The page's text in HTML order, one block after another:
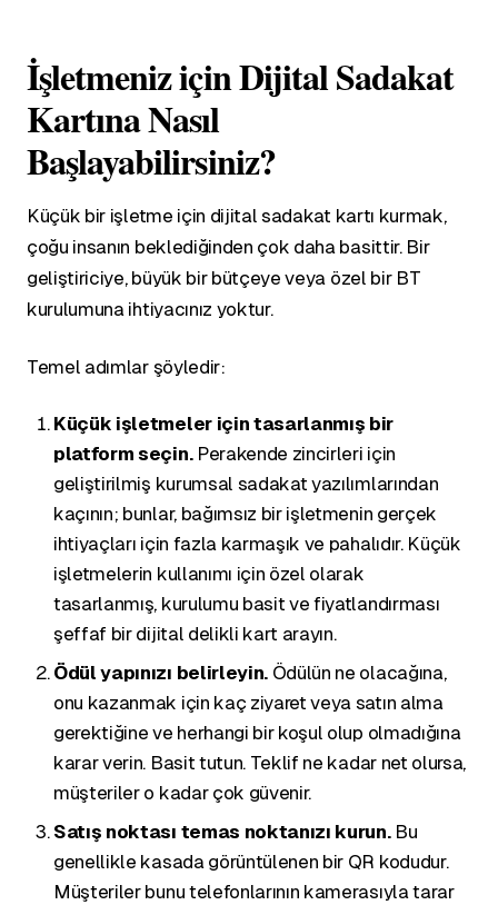
İşletmeniz için Dijital Sadakat
Kartına Nasıl
Başlayabilirsiniz?
Küçük bir işletme için dijital sadakat kartı kurmak,
çoğu insanın beklediğinden çok daha basittir. Bir
geliştiriciye, büyük bir bütçeye veya özel bir BT
kurulumuna ihtiyacınız yoktur.
Temel adımlar şöyledir:
Küçük işletmeler için tasarlanmış bir
platform seçin.Perakende zincirleri için
geliştirilmiş kurumsal sadakat yazılımlarından
kaçının; bunlar, bağımsız bir işletmenin gerçek
ihtiyaçları için fazla karmaşık ve pahalıdır. Küçük
işletmelerin kullanımı için özel olarak
tasarlanmış, kurulumu basit ve fiyatlandırması
şeffaf bir dijital delikli kart arayın.
Ödül yapınızı belirleyin. Ödülün ne olacağına,
onu kazanmak için kaç ziyaret veya satın alma
gerektiğine ve herhangi bir koşul olup olmadığına
karar verin. Basit tutun. Teklif ne kadar net olursa,
müşteriler o kadar çok güvenir.
Satış noktası temas noktanızı kurun.Bu
genellikle kasada görüntülenen bir QR kodudur.
Müşteriler bunu telefonlarının kamerasıyla tarar